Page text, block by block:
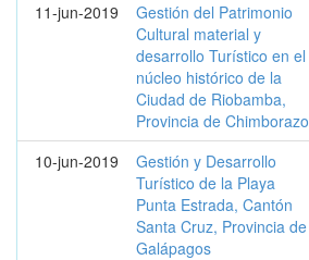
11-jun-2019
Gestión del Patrimonio
Cultural material y
desarrollo Turístico en el
núcleo histórico de la
Ciudad de Riobamba,
Provincia de Chimborazo
10-jun-2019
Gestión y Desarrollo
Turístico de la Playa
Punta Estrada, Cantón
Santa Cruz, Provincia de
Galápagos